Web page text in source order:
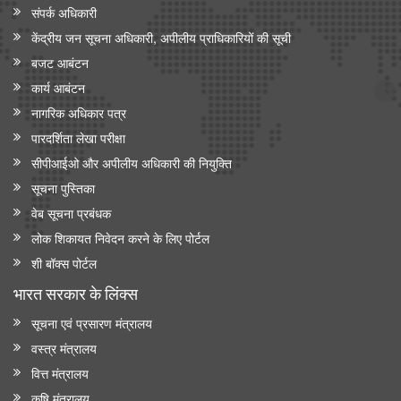
संपर्क अधिकारी
केंद्रीय जन सूचना अधिकारी, अपीलीय प्राधिकारियों की सूची
बजट आबंटन
कार्य आबंटन
नागरिक अधिकार पत्र
पारदर्शिता लेखा परीक्षा
सीपीआईओ और अपी‍लीय अधिकारी की नियुक्ति
सूचना पुस्तिका
वेब सूचना प्रबंधक
लोक शिकायत निवेदन करने के लिए पोर्टल
शी बॉक्स पोर्टल
भारत सरकार के लिंक्‍स
सूचना एवं प्रसारण मंत्रालय
वस्त्र मंत्रालय
वित्त मंत्रालय